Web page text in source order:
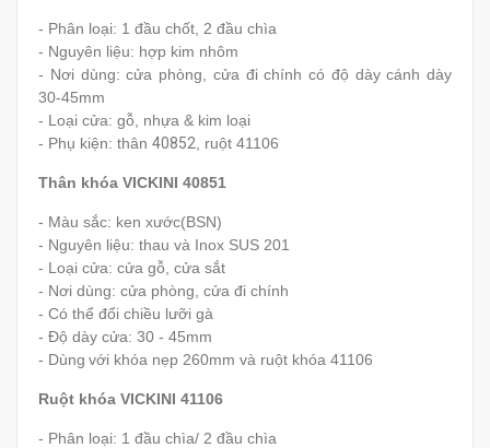
- Phân loại: 1 đầu chốt, 2 đầu chìa
- Nguyên liệu: hợp kim nhôm
- Nơi dùng: cửa phòng, cửa đi chính có độ dày cánh dày
30-45mm
- Loại cửa: gỗ, nhựa & kim loại
- Phụ kiện: thân 40852, ruột 41106
Thân khóa VICKINI 40851
- Màu sắc: ken xước(BSN)
- Nguyên liệu: thau và Inox SUS 201
- Loại cửa: cửa gỗ, cửa sắt
- Nơi dùng: cửa phòng, cửa đi chính
- Có thể đổi chiều lưỡi gà
- Độ dày cửa: 30 - 45mm
- Dùng với khóa nẹp 260mm và ruột khóa 41106
Ruột khóa VICKINI 41106
- Phân loại: 1 đầu chìa/ 2 đầu chìa